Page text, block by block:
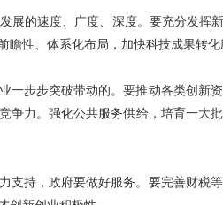
的速度、广度、深度。要充分发挥
性、体系化布局，加快科技成果转化
步步突破带动的。要推动各类创新
力。强化公共服务供给，培育一大
持，政府要做好服务。要完善财税